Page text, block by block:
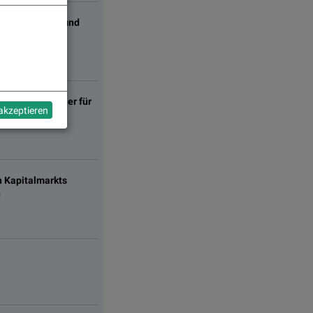
für IR- und
Sparringpartner für
Kapitalmarkts